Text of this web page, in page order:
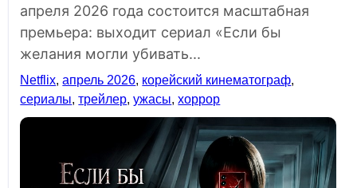
апреля 2026 года состоится масштабная
премьера: выходит сериал «Если бы
желания могли убивать...
Netflix,апрель 2026, корейский кинематограф,
сериалы,трейлер,ужасы,хоррор